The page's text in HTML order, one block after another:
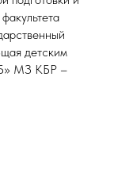
детским
МЗ КБР –